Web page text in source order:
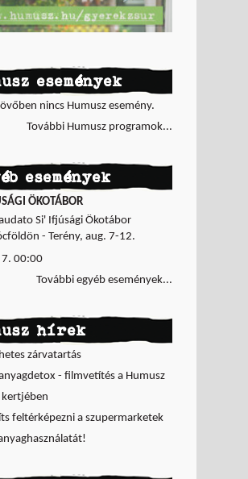
események
nincs Humusz esemény.
További Humusz programok...
események
ÖKOTÁBOR
Si' Ifjúsági Ökotábor
- Terény, aug. 7-12.
7. 00:00
További egyéb események...
hírek
zárvatartás
- filmvetítés a Humusz
kertjében
feltérképezni a szupermarketek